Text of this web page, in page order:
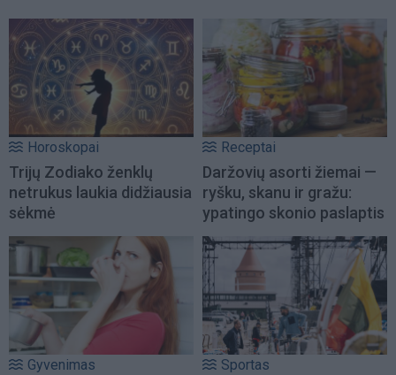
Horoskopai
Trijų Zodiako ženklų
netrukus laukia didžiausia
sėkmė
Receptai
Daržovių asorti žiemai —
ryšku, skanu ir gražu:
ypatingo skonio paslaptis
Gyvenimas Sportas